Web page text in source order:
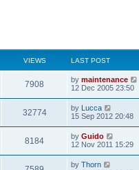
VIEWS LAST POST
7908 by maintenance
12 Dec 2005 23:50
32774 by Lucca
15 Sep 2012 20:48
8184 by Guido
12 Nov 2011 15:29
by Thorn